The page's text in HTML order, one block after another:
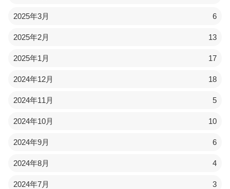
2025年3月 6
2025年2月 13
2025年1月 17
2024年12月 18
2024年11月 5
2024年10月 10
2024年9月 6
2024年8月 4
2024年7月 3